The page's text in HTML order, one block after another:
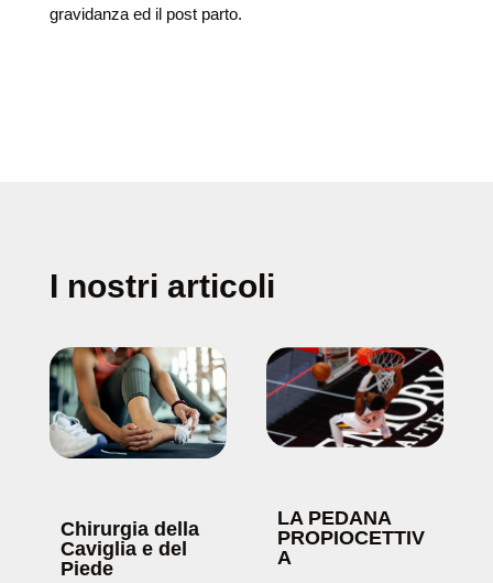
gravidanza ed il post parto.
I nostri articoli
Chirurgia della
Caviglia e del
Piede
LA PEDANA
PROPIOCETTIV
A